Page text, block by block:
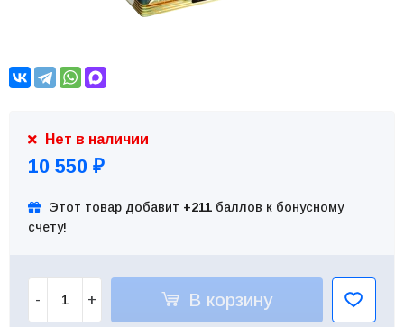
Нет в наличии
10 550 ₽
Этот товар добавит +211 баллов к бонусному
счету!
- + В корзину